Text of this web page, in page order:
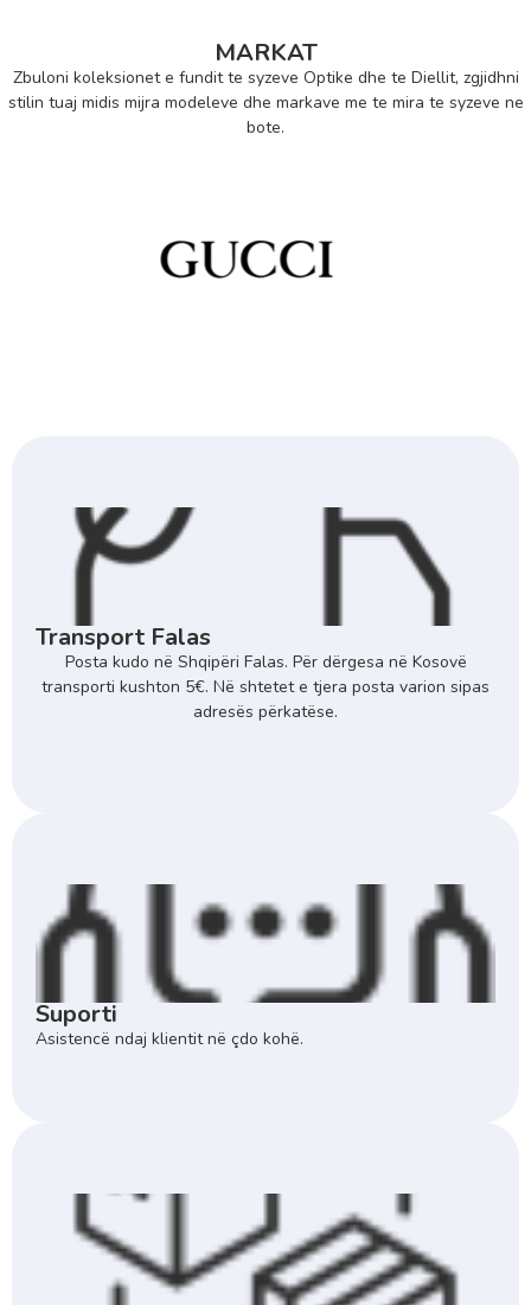
MARKAT
Zbuloni koleksionet e fundit te syzeve Optike dhe te Diellit, zgjidhni
stilin tuaj midis mijra modeleve dhe markave me te mira te syzeve ne
bote.
Transport Falas
Posta kudo në Shqipëri Falas. Për dërgesa në Kosovë
transporti kushton 5€. Në shtetet e tjera posta varion sipas
adresës përkatëse.
Suporti
Asistencë ndaj klientit në çdo kohë.